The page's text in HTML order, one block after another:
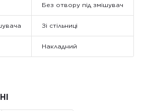
Без отвору під змішувач
Зі стільниці
Накладний